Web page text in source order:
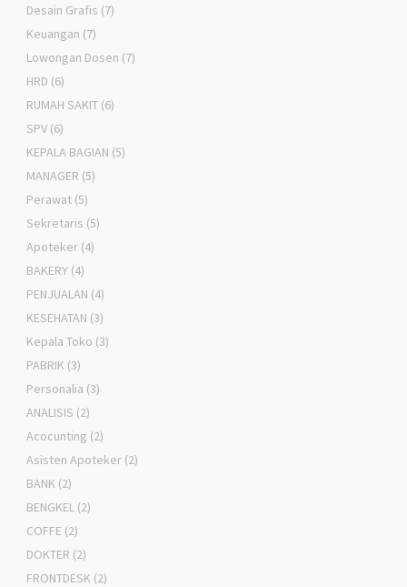
Desain Grafis (7)
Keuangan (7)
Lowongan Dosen (7)
HRD (6)
RUMAH SAKIT (6)
SPV (6)
KEPALA BAGIAN (5)
MANAGER (5)
Perawat (5)
Sekretaris (5)
Apoteker (4)
BAKERY (4)
PENJUALAN (4)
KESEHATAN (3)
Kepala Toko (3)
PABRIK (3)
Personalia (3)
ANALISIS (2)
Acocunting (2)
Asisten Apoteker (2)
BANK (2)
BENGKEL (2)
COFFE (2)
DOKTER (2)
FRONTDESK (2)